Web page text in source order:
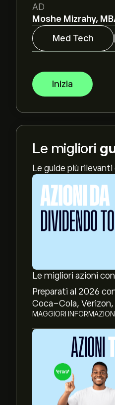
AD
Moshe Mizrahy,
Med Tech
Inizia
Le migliori
Le guide più
Le migliori azioni
Preparati al 2026
Coca-Cola, Verizon,
MAGGIORI INFORMAZIONI